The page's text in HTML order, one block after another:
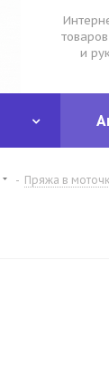
и
- Пряжа в